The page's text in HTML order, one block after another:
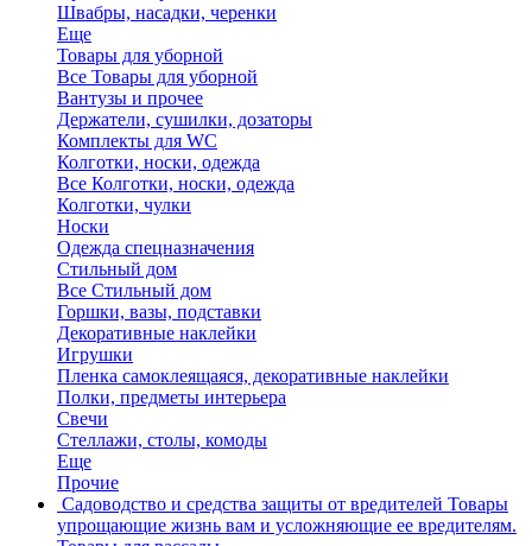
Швабры, насадки, черенки
Еще
Товары для уборной
Все Товары для уборной
Вантузы и прочее
Держатели, сушилки, дозаторы
Комплекты для WC
Колготки, носки, одежда
Все Колготки, носки, одежда
Колготки, чулки
Носки
Одежда спецназначения
Стильный дом
Все Стильный дом
Горшки, вазы, подставки
Декоративные наклейки
Игрушки
Пленка самоклеящаяся, декоративные наклейки
Полки, предметы интерьера
Свечи
Стеллажи, столы, комоды
Еще
Прочие
Садоводство и средства защиты от вредителей Товары
упрощающие жизнь вам и усложняющие ее вредителям.